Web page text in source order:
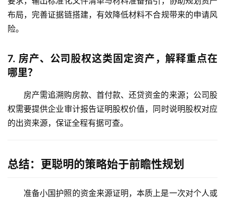
布局，完善证据链搭建，有效降低材料不合规带来的申请风
险。
7. 房产、公司股权这类固定资产，解释重点在
哪里？
房产需追溯购房款、首付款、还贷资金的来源；公司股
权需要提供企业审计报告证明股权价值，同时说明股权对应
的出资来源，保证全程有据可查。
总结：更聪明的策略始于前瞻性规划
准备小国护照的资金来源证明，本质上是一次对个人或